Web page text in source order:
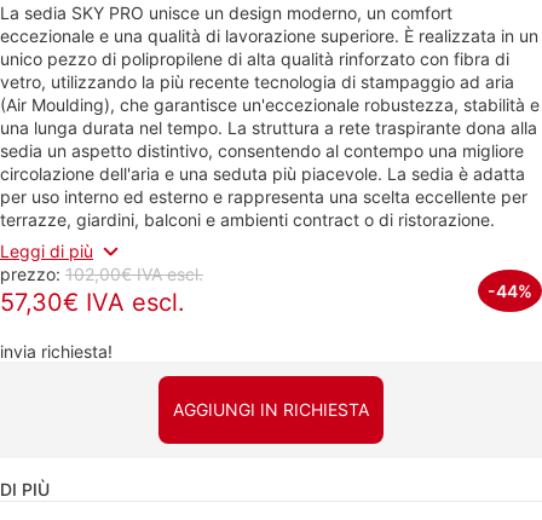
La sedia SKY PRO unisce un design moderno, un comfort
eccezionale e una qualità di lavorazione superiore. È realizzata in un
unico pezzo di polipropilene di alta qualità rinforzato con fibra di
vetro, utilizzando la più recente tecnologia di stampaggio ad aria
(Air Moulding), che garantisce un'eccezionale robustezza, stabilità e
una lunga durata nel tempo. La struttura a rete traspirante dona alla
sedia un aspetto distintivo, consentendo al contempo una migliore
circolazione dell'aria e una seduta più piacevole. La sedia è adatta
per uso interno ed esterno e rappresenta una scelta eccellente per
terrazze, giardini, balconi e ambienti contract o di ristorazione.
Leggi di più
prezzo: 102,00€ IVA escl.
57,30€ IVA escl. -44%
invia richiesta!
AGGIUNGI IN RICHIESTA
DI PIÙ